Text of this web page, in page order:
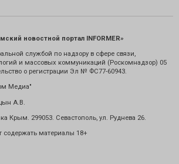
новостной портал INFORMER»
службой по надзору в сфере связи,
и массовых коммуникаций (Роскомнадзор) 05
о регистрации Эл № ФС77-60943.
Медиа"
А.В.
Крым. 299053. Севастополь, ул. Руднева 26.
содержать материалы 18+